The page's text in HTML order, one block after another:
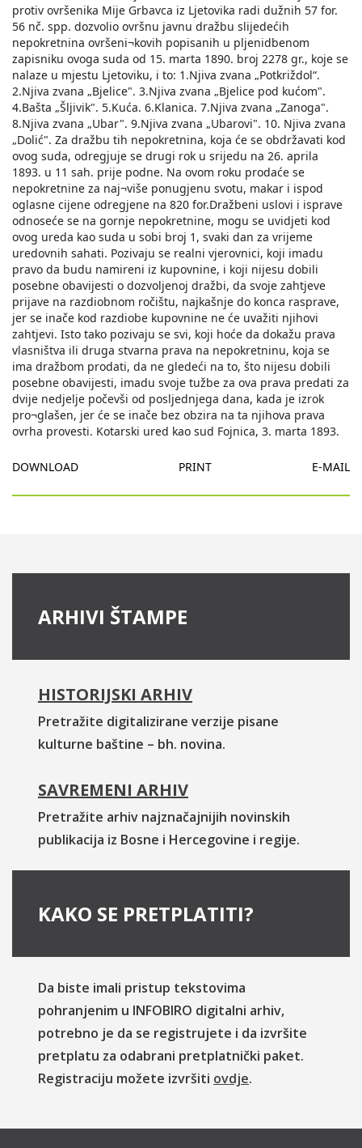
protiv ovršenika Mije Grbavca iz Ljetovika radi dužnih 57 for.
56 nč. spp. dozvolio ovršnu javnu dražbu slijedećih
nepokretnina ovršeni¬kovih popisanih u pljenidbenom
zapisniku ovoga suda od 15. marta 1890. broj 2278 gr., koje se
nalaze u mjestu Ljetoviku, i to: 1.Njiva zvana „Potkriždol“.
2.Njiva zvana „Bjelice". 3.Njiva zvana „Bjelice pod kućom".
4.Bašta „Šljivik". 5.Kuća. 6.Klanica. 7.Njiva zvana „Zanoga".
8.Njiva zvana „Ubar". 9.Njiva zvana „Ubarovi". 10. Njiva zvana
„Dolić". Za dražbu tih nepokretnina, koja će se obdržavati kod
ovog suda, odregjuje se drugi rok u srijedu na 26. aprila
1893. u 11 sah. prije podne. Na ovom roku prodaće se
nepokretnine za naj¬više ponugjenu svotu, makar i ispod
oglasne cijene odregjene na 820 for.Dražbeni uslovi i isprave
odnoseće se na gornje nepokretnine, mogu se uvidjeti kod
ovog ureda kao suda u sobi broj 1, svaki dan za vrijeme
uredovnih sahati. Pozivaju se realni vjerovnici, koji imadu
pravo da budu namireni iz kupovnine, i koji nijesu dobili
posebne obavijesti o dozvoljenoj dražbi, da svoje zahtjeve
prijave na razdiobnom ročištu, najkašnje do konca rasprave,
jer se inače kod razdiobe kupovnine ne će uvažiti njihovi
zahtjevi. Isto tako pozivaju se svi, koji hoće da dokažu prava
vlasništva ili druga stvarna prava na nepokretninu, koja se
ima dražbom prodati, da ne gledeći na to, što nijesu dobili
posebne obavijesti, imadu svoje tužbe za ova prava predati za
dvije nedjelje počevši od posljednjega dana, kada je izrok
pro¬glašen, jer će se inače bez obzira na ta njihova prava
ovrha provesti. Kotarski ured kao sud Fojnica, 3. marta 1893.
DOWNLOAD PRINT E-MAIL
ARHIVI ŠTAMPE
HISTORIJSKI ARHIV
Pretražite digitalizirane verzije pisane
kulturne baštine – bh. novina.
SAVREMENI ARHIV
Pretražite arhiv najznačajnijih novinskih
publikacija iz Bosne i Hercegovine i regije.
KAKO SE PRETPLATITI?
Da biste imali pristup tekstovima
pohranjenim u INFOBIRO digitalni arhiv,
potrebno je da se registrujete i da izvršite
pretplatu za odabrani pretplatnički paket.
Registraciju možete izvršiti ovdje.